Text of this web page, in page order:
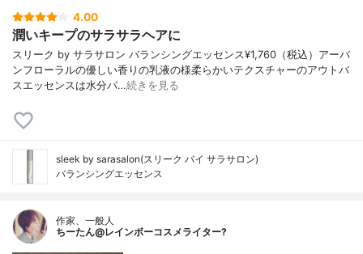
4.00
潤いキープのサラサラヘアに
スリーク by サラサロン バランシングエッセンス¥1,760（税込）アーバ
ンフローラルの優しい香りの乳液の様柔らかいテクスチャーのアウトバ
スエッセンスは水分バ…続きを見る
sleek by sarasalon(スリーク バイ サラサロン)
バランシングエッセンス
作家、一般人
ちーたん@レインボーコスメライター?